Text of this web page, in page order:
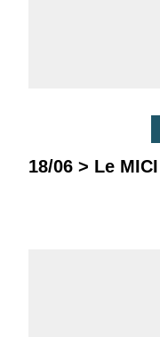
18/06 > Le